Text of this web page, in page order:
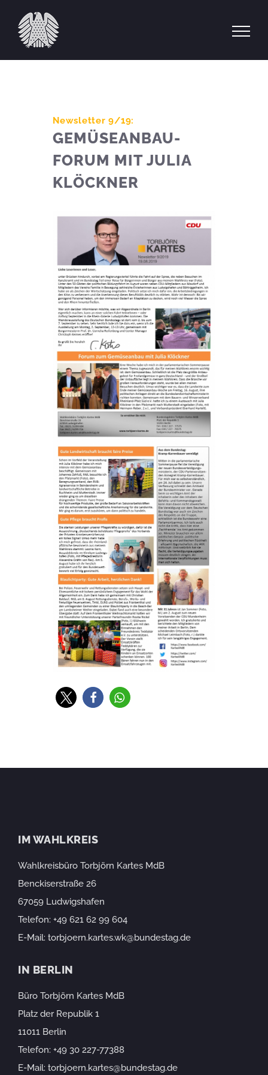
Inhalt
springen
Newsletter 9/19:
GEMÜSEANBAU-
FORUM MIT JULIA
KLÖCKNER
IM WAHLKREIS
Wahlkreisbüro Torbjörn Kartes MdB
Benckiserstraße 26
67059 Ludwigshafen
Telefon: +49 621 62 99 604
E-Mail: torbjoern.kartes.wk@bundestag.de
IN BERLIN
Büro Torbjörn Kartes MdB
Platz der Republik 1
11011 Berlin
Telefon: +49 30 227-77388
E-Mail: torbjoern.kartes@bundestag.de